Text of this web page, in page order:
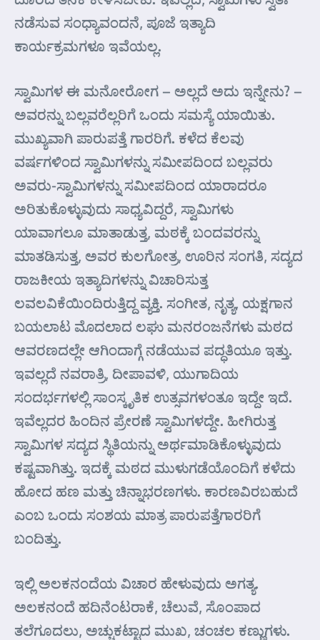
ನಡೆಸುವ ಸಂಧ್ಯಾವಂದನೆ, ಪೂಜೆ ಇತ್ಯಾದಿ
ಕಾರ್ಯಕ್ರಮಗಳೂ ಇವೆಯಲ್ಲ.
ಸ್ವಾಮಿಗಳ ಈ ಮನೋರೋಗ – ಅಲ್ಲದೆ ಅದು ಇನ್ನೇನು? –
ಅವರನ್ನು ಬಲ್ಲವರೆಲ್ಲರಿಗೆ ಒಂದು ಸಮಸ್ಯೆ ಯಾಯಿತು.
ಮುಖ್ಯವಾಗಿ ಪಾರುಪತ್ತೆ ಗಾರರಿಗೆ. ಕಳೆದ ಕೆಲವು
ವರ್ಷಗಳಿಂದ ಸ್ವಾಮಿಗಳನ್ನು ಸಮೀಪದಿಂದ ಬಲ್ಲವರು
ಅವರು-ಸ್ವಾಮಿಗಳನ್ನು ಸಮೀಪದಿಂದ ಯಾರಾದರೂ
ಅರಿತುಕೊಳ್ಳುವುದು ಸಾಧ್ಯವಿದ್ದರೆ, ಸ್ವಾಮಿಗಳು
ಯಾವಾಗಲೂ ಮಾತಾಡುತ್ತ, ಮಠಕ್ಕೆ ಬಂದವರನ್ನು
ಮಾತಡಿಸುತ್ತ, ಅವರ ಕುಲಗೋತ್ರ, ಊರಿನ ಸಂಗತಿ, ಸದ್ಯದ
ರಾಜಕೀಯ ಇತ್ಯಾದಿಗಳನ್ನು ವಿಚಾರಿಸುತ್ತ
ಲವಲವಿಕೆಯಿಂದಿರುತ್ತಿದ್ದ ವ್ಯಕ್ತಿ. ಸಂಗೀತ, ನೃತ್ಯ, ಯಕ್ಷಗಾನ
ಬಯಲಾಟ ಮೊದಲಾದ ಲಘು ಮನರಂಜನೆಗಳು ಮಠದ
ಆವರಣದಲ್ಲೇ ಆಗಿಂದಾಗ್ಗೆ ನಡೆಯುವ ಪದ್ಧತಿಯೂ ಇತ್ತು.
ಇವಲ್ಲದೆ ನವರಾತ್ರಿ, ದೀಪಾವಳಿ, ಯುಗಾದಿಯ
ಸಂದರ್ಭಗಳಲ್ಲಿ ಸಾಂಸ್ಕೃತಿಕ ಉತ್ಸವಗಳಂತೂ ಇದ್ದೇ ಇದೆ.
ಇವೆಲ್ಲದರ ಹಿಂದಿನ ಪ್ರೇರಣೆ ಸ್ವಾಮಿಗಳದ್ದೇ. ಹೀಗಿರುತ್ತ
ಸ್ವಾಮಿಗಳ ಸದ್ಯದ ಸ್ಥಿತಿಯನ್ನು ಅರ್ಥಮಾಡಿಕೊಳ್ಳುವುದು
ಕಷ್ಟವಾಗಿತ್ತು. ಇದಕ್ಕೆ ಮಠದ ಮುಳುಗಡೆಯೊಂದಿಗೆ ಕಳೆದು
ಹೋದ ಹಣ ಮತ್ತು ಚಿನ್ನಾಭರಣಗಳು. ಕಾರಣವಿರಬಹುದೆ
ಎಂಬ ಒಂದು ಸಂಶಯ ಮಾತ್ರ ಪಾರುಪತ್ತೆಗಾರರಿಗೆ
ಬಂದಿತ್ತು.
ಇಲ್ಲಿ ಅಲಕನಂದೆಯ ವಿಚಾರ ಹೇಳುವುದು ಅಗತ್ಯ.
ಅಲಕನಂದೆ ಹದಿನೆಂಟರಾಕೆ, ಚೆಲುವೆ, ಸೊಂಪಾದ
ತಲೆಗೂದಲು, ಅಚ್ಚುಕಟ್ಟಾದ ಮುಖ, ಚಂಚಲ ಕಣ್ಣುಗಳು.